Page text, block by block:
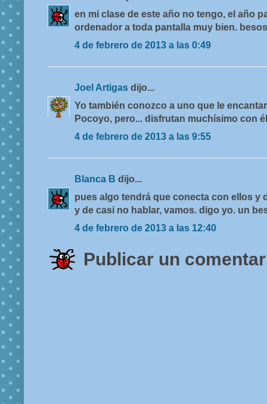
en mi clase de este año no tengo, el año
ordenador a toda pantalla muy bien.
4 de febrero de 2013 a las 0:49
Joel Artigas dijo...
Yo también conozco a uno que le
Pocoyo, pero... disfrutan muchísimo con
4 de febrero de 2013 a las 9:55
Blanca B dijo...
pues algo tendrá que conecta con ellos y
y de casi no hablar, vamos. digo yo. un
4 de febrero de 2013 a las 12:40
Publicar un